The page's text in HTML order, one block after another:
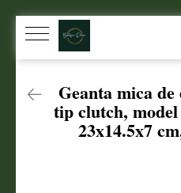
Genti dama
Clutch dama
Genti Piele Naturala
Geanta mica
tip clutch,
23x14.5x7